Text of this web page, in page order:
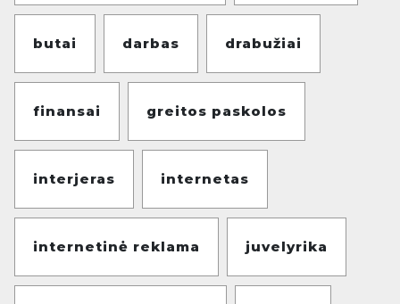
butai darbas drabužiai
finansai greitos paskolos
interjeras internetas
internetinė reklama juvelyrika